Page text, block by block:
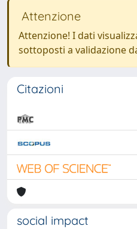
Attenzione
Attenzione! I dati
sottoposti a validazione
Citazioni
social impact